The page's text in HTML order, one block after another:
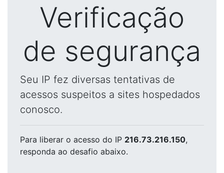
Verificação
de segurança
Seu IP fez diversas tentativas de
acessos suspeitos a sites hospedados
conosco.
Para liberar o acesso do IP 216.73.216.150,
responda ao desafio abaixo.